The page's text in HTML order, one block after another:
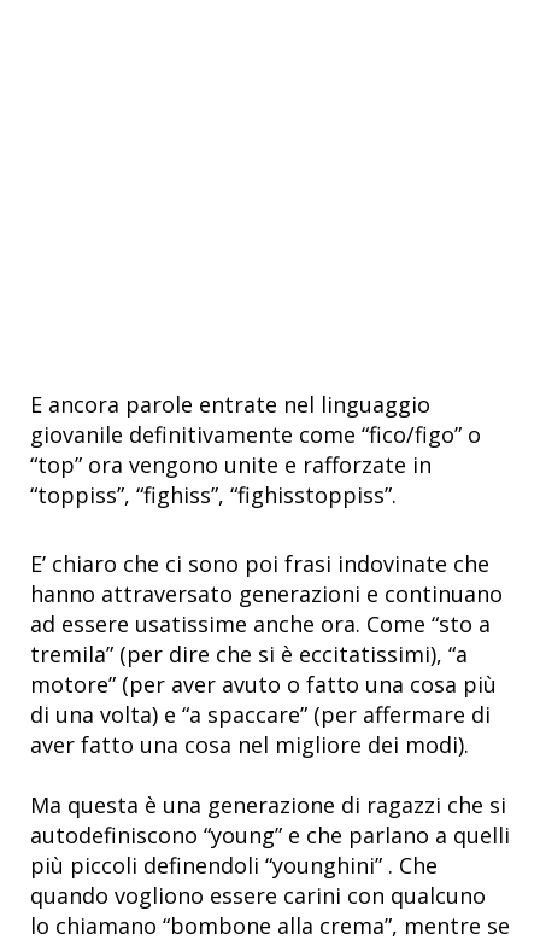
E ancora parole entrate nel linguaggio
giovanile definitivamente come “fico/figo” o
“top” ora vengono unite e rafforzate in
“toppiss”, “fighiss”, “fighisstoppiss”.
E’ chiaro che ci sono poi frasi indovinate che
hanno attraversato generazioni e continuano
ad essere usatissime anche ora. Come “sto a
tremila” (per dire che si è eccitatissimi), “a
motore” (per aver avuto o fatto una cosa più
di una volta) e “a spaccare” (per affermare di
aver fatto una cosa nel migliore dei modi).
Ma questa è una generazione di ragazzi che si
autodefiniscono “young” e che parlano a quelli
più piccoli definendoli “younghini” . Che
quando vogliono essere carini con qualcuno
lo chiamano “bombone alla crema”, mentre se